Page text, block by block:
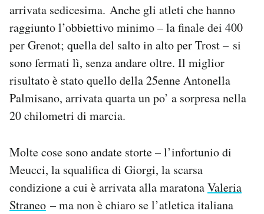
arrivata sedicesima. Anche gli atleti che hanno
raggiunto l’obbiettivo minimo – la finale dei 400
per Grenot; quella del salto in alto per Trost – si
sono fermati lì, senza andare oltre. Il miglior
risultato è stato quello della 25enne Antonella
Palmisano, arrivata quarta un po’ a sorpresa nella
20 chilometri di marcia.
Molte cose sono andate storte – l’infortunio di
Meucci, la squalifica di Giorgi, la scarsa
condizione a cui è arrivata alla maratonaValeria
Straneo – ma non è chiaro se l’atletica italiana